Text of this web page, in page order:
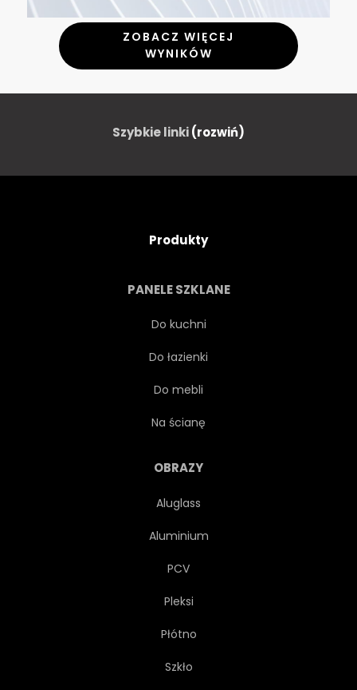
ZOBACZ WIĘCEJ
WYNIKÓW
Szybkie linki(rozwiń)
Produkty
PANELE SZKLANE
Do kuchni
Do łazienki
Do mebli
Na ścianę
OBRAZY
Aluglass
Aluminium
PCV
Pleksi
Płótno
Szkło